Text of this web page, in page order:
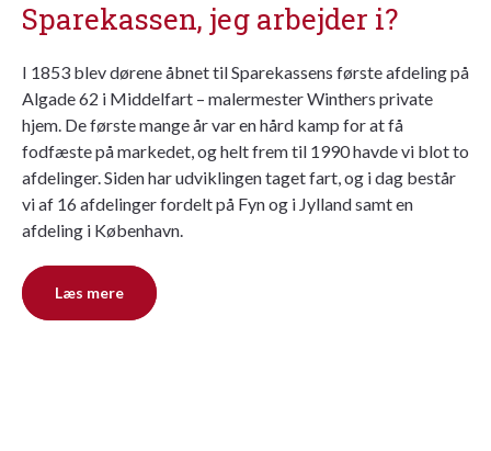
Sparekassen, jeg arbejder i?
I 1853 blev dørene åbnet til Sparekassens første afdeling på
Algade 62 i Middelfart – malermester Winthers private
hjem. De første mange år var en hård kamp for at få
fodfæste på markedet, og helt frem til 1990 havde vi blot to
afdelinger. Siden har udviklingen taget fart, og i dag består
vi af 16 afdelinger fordelt på Fyn og i Jylland samt en
afdeling i København.
Læs mere